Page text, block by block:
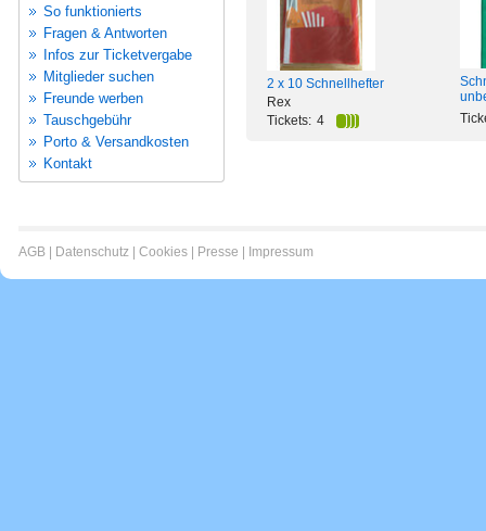
So funktionierts
Fragen & Antworten
Infos zur Ticketvergabe
Mitglieder suchen
Freunde werben
Tauschgebühr
Porto & Versandkosten
Kontakt
2 x 10 Schnellhefter
Rex
Tickets: 4
AGB Datenschutz Cookies Presse Impressum